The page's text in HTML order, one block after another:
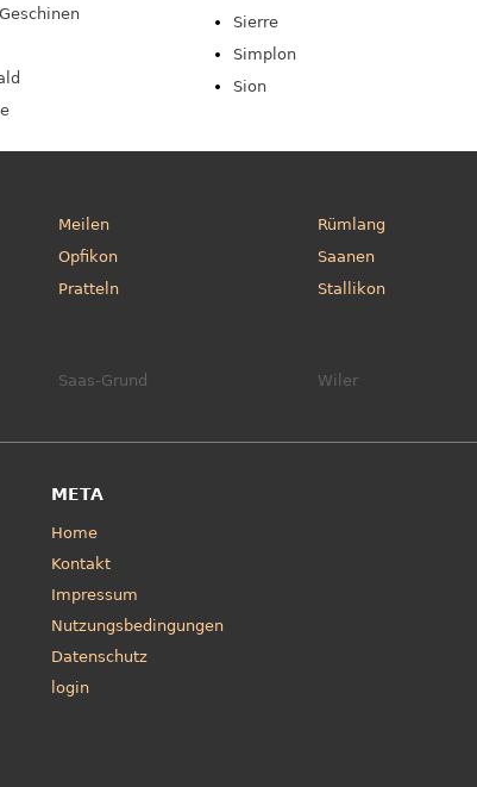
Sierre
Simplon
Sion
Meilen
Opfikon
Pratteln
Rümlang
Saanen
Stallikon
Saas-Grund Wiler
META
Home
Kontakt
Impressum
Nutzungsbedingungen
Datenschutz
login